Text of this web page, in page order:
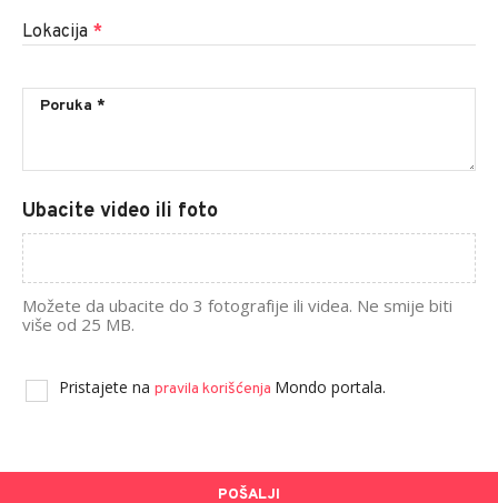
Lokacija *
Ubacite video ili foto
Možete da ubacite do 3 fotografije ili videa. Ne smije biti
više od 25 MB.
Pristajete na pravila korišćenja Mondo portala.
POŠALJI